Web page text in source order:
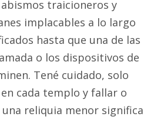
traicioneros y
implacables a lo largo
hasta que una de las
o los dispositivos de
Tené cuidado, solo
cada templo y fallar o
reliquia menor significa